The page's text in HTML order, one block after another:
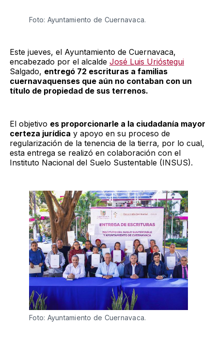
Foto: Ayuntamiento de Cuernavaca.
Este jueves, el Ayuntamiento de Cuernavaca,
encabezado por el alcalde José Luis Urióstegui
Salgado, entregó 72 escrituras a familias
cuernavaquenses que aún no contaban con un
título de propiedad de sus terrenos.
El objetivo es proporcionarle a la ciudadanía mayor
certeza jurídica y apoyo en su proceso de
regularización de la tenencia de la tierra, por lo cual,
esta entrega se realizó en colaboración con el
Instituto Nacional del Suelo Sustentable (INSUS).
Foto: Ayuntamiento de Cuernavaca.